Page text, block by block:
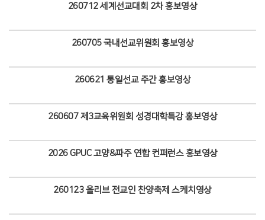
260712 세계선교대회 2차 홍보영상
260705 국내선교위원회 홍보영상
260621 통일선교 주간 홍보영상
260607 제3교육위원회 성경대학특강 홍보영상
2026 GPUC 고양&파주 연합 컨퍼런스 홍보영상
260123 올리브 전교인 찬양축제 스케치영상